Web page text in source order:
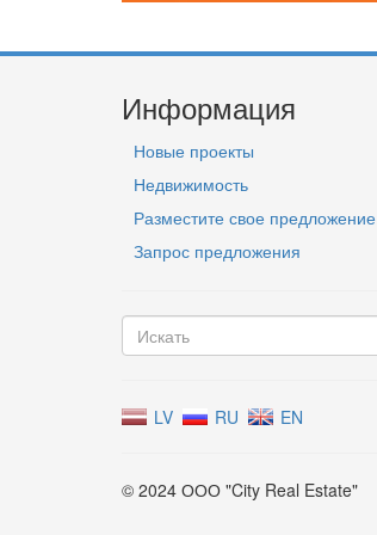
Информация
Новые проекты
Недвижимость
Разместите свое предложение
Запрос предложения
LV RU EN
© 2024 ООО "City Real Estate"